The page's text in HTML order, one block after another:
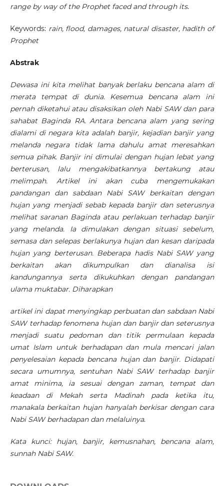
range by way of the Prophet faced and through its.
Keywords: rain, flood, damages, natural disaster, hadith of
Prophet
Abstrak
Dewasa ini kita melihat banyak berlaku bencana alam di
merata tempat di dunia. Kesemua bencana alam ini
pernah diketahui atau disaksikan oleh Nabi SAW dan para
sahabat Baginda RA. Antara bencana alam yang sering
dialami di negara kita adalah banjir, kejadian banjir yang
melanda negara tidak lama dahulu amat meresahkan
semua pihak. Banjir ini dimulai dengan hujan lebat yang
berterusan, lalu mengakibatkannya bertakung atau
melimpah. Artikel ini akan cuba mengemukakan
pandangan dan sabdaan Nabi SAW berkaitan dengan
hujan yang menjadi sebab kepada banjir dan seterusnya
melihat saranan Baginda atau perlakuan terhadap banjir
yang melanda. Ia dimulakan dengan situasi sebelum,
semasa dan selepas berlakunya hujan dan kesan daripada
hujan yang berterusan. Beberapa hadis Nabi SAW yang
berkaitan akan dikumpulkan dan dianalisa isi
kandungannya serta dikukuhkan dengan pandangan
ulama muktabar. Diharapkan
artikel ini dapat menyingkap perbuatan dan sabdaan Nabi
SAW terhadap fenomena hujan dan banjir dan seterusnya
menjadi suatu pedoman dan titik permulaan kepada
umat Islam untuk berhadapan dan mula mencari jalan
penyelesaian kepada bencana hujan dan banjir. Didapati
secara umumnya, sentuhan Nabi SAW terhadap banjir
amat minima, ia sesuai dengan zaman, tempat dan
keadaan di Mekah serta Madinah pada ketika itu,
manakala berkaitan hujan hanyalah berkisar dengan cara
Nabi SAW berhadapan dan melaluinya.
Kata kunci: hujan, banjir, kemusnahan, bencana alam,
sunnah Nabi SAW.